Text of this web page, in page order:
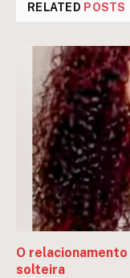
RELATED POSTS
O
solteira